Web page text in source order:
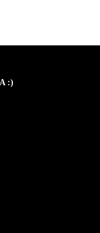
:)